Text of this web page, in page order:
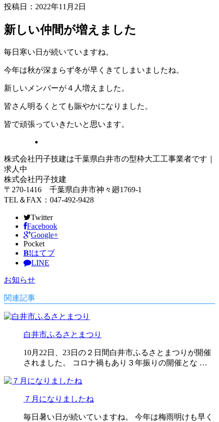
投稿日：2022年11月2日
新しい仲間が増えました
毎日寒い日が続いていますね。
今年は秋が深まらず冬が早くきてしまいましたね。
新しいメンバーが４人増えました。
皆さん明るくとても賑やかになりました。
皆で頑張っていきたいと思います。
株式会社円子技建は千葉県白井市の型枠大工工事業者です｜
求人中
株式会社円子技建
〒270-1416 千葉県白井市神々廻1769-1
TEL＆FAX：047-492-9428
Twitter
Facebook
Google+
Pocket
B!はてブ
LINE
お知らせ
関連記事
白井市ふるさとまつり
10月22日、23日の２日間白井市ふるさとまつりが開催
されました。 コロナ禍もあり３年振りの開催とな …
７月になりましたね
毎日暑い日が続いていますね。 今年は梅雨明けも早く